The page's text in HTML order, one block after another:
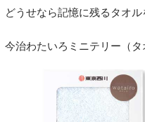
どうせなら記憶に残るタオ
今治わたいろミニテリー（タ